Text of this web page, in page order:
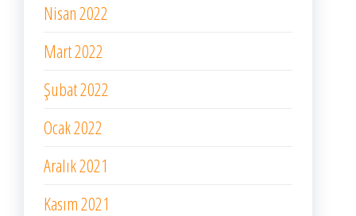
Nisan 2022
Mart 2022
Şubat 2022
Ocak 2022
Aralık 2021
Kasım 2021